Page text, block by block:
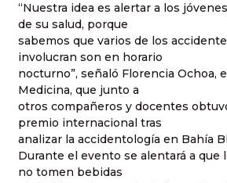
“Nuestra idea es alertar a los
de su salud, porque
sabemos que varios de los
involucran son en horario
nocturno”, señaló Florencia Ochoa,
Medicina, que junto a
otros compañeros y docentes
premio internacional tras
analizar la accidentología en Bahía
Durante el evento se alentará a que
no tomen bebidas